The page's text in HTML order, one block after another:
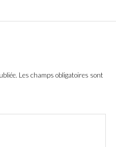
Les champs obligatoires sont